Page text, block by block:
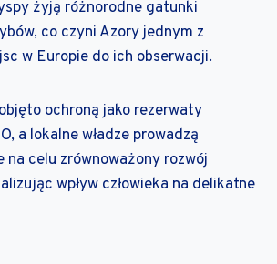
żyją różnorodne gatunki
co czyni Azory jednym z
w Europie do ich obserwacji.
ochroną jako rezerwaty
a lokalne władze prowadzą
na celu zrównoważony rozwój
wpływ człowieka na delikatne